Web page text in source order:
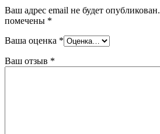
Ваш адрес email не будет опубликован.
помечены *
Ваша оценка *
Ваш отзыв *